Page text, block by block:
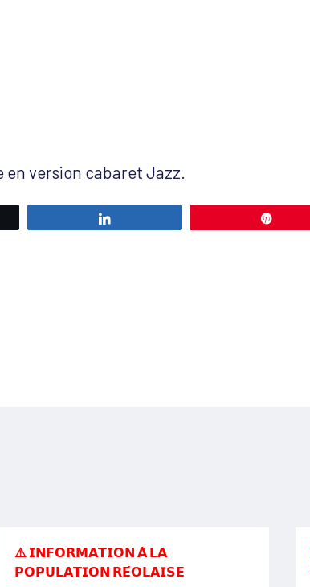
version cabaret Jazz.
⚠️ 𝗜𝗡𝗙𝗢𝗥𝗠𝗔𝗧𝗜𝗢𝗡 𝗔̀ 𝗟𝗔
𝗣𝗢𝗣𝗨𝗟𝗔𝗧𝗜𝗢𝗡 𝗥𝗘́𝗢𝗟𝗔𝗜𝗦𝗘